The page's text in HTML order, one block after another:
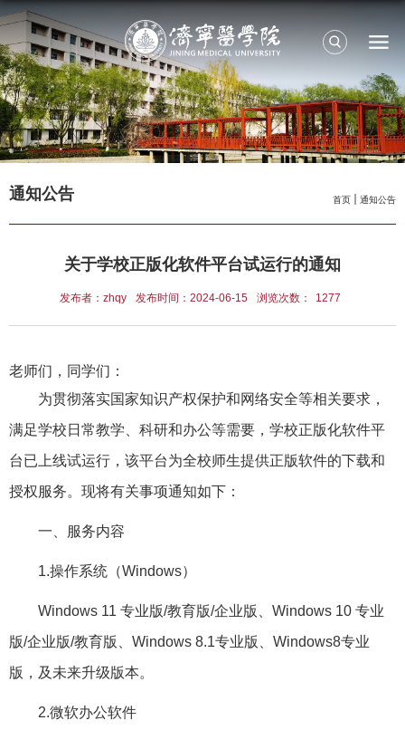
首页 通知公告
通知公告
关于学校正版化软件平台试运行的通知
发布者：zhqy 发布时间：2024-06-15 浏览次数： 1277
老师们，同学们：
为贯彻落实国家知识产权保护和网络安全等相关要求，
满足学校日常教学、科研和办公等需要，学校正版化软件平
台已上线试运行，该平台为全校师生提供正版软件的下载和
授权服务。现将有关事项通知如下：
一、服务内容
1.操作系统（Windows）
Windows 11 专业版/教育版/企业版、Windows 10 专业
版/企业版/教育版、Windows 8.1专业版、Windows8专业
版，及未来升级版本。
2.微软办公软件